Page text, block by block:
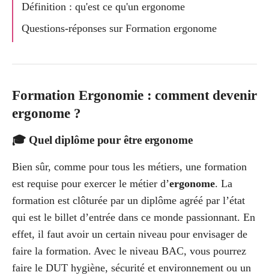
Définition : qu'est ce qu'un ergonome
Questions-réponses sur Formation ergonome
Formation Ergonomie : comment devenir
ergonome ?
🎓 Quel diplôme pour être ergonome
Bien sûr, comme pour tous les métiers, une formation
est requise pour exercer le métier d’ergonome. La
formation est clôturée par un diplôme agréé par l’état
qui est le billet d’entrée dans ce monde passionnant. En
effet, il faut avoir un certain niveau pour envisager de
faire la formation. Avec le niveau BAC, vous pourrez
faire le DUT hygiène, sécurité et environnement ou un